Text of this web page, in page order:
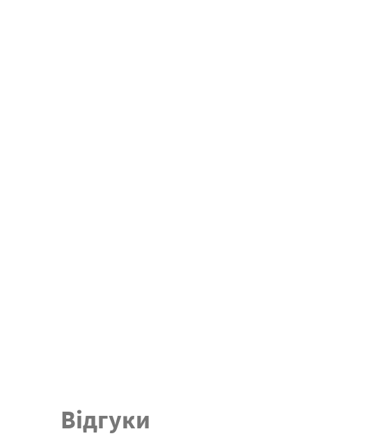
Відгуки